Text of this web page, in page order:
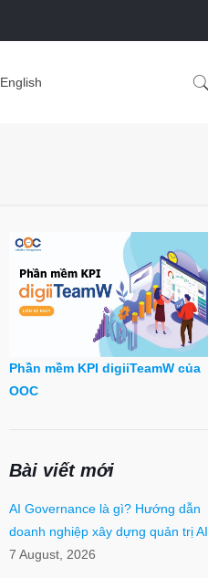
English
Phần mềm KPI digiiTeamW của
OOC
Bài viết mới
AI Governance là gì? Hướng dẫn
doanh nghiệp xây dựng quản trị AI
7 August, 2026